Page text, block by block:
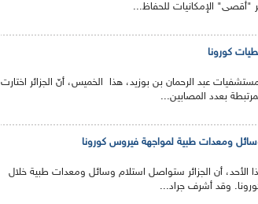
"أٌقصى" الإمكانيات للحفاظ...
كورونا
عبد الرحمان بن بوزيد، هذا الخميس، أنّ الجزائر اختارت
بعدد المصابين...
ومعدات طبية لمواجهة فيروس كورونا
هذا الأحد، أن الجزائر ستواصل استلام وسائل ومعدات طبية خلال
وقد أشرف جراد...